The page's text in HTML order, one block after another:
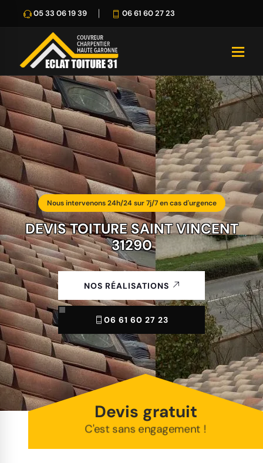
05 33 06 19 39 06 61 60 27 23
Nous intervenons 24h/24 sur 7j/7 en cas d'urgence
DEVIS TOITURE SAINT VINCENT
31290
NOS RÉALISATIONS
06 61 60 27 23
Devis gratuit
C'est sans engagement !